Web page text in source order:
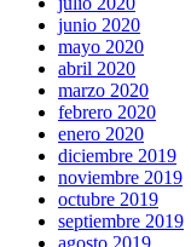
junio 2020
mayo 2020
abril 2020
marzo 2020
febrero 2020
enero 2020
diciembre 2019
noviembre 2019
octubre 2019
septiembre 2019
agosto 2019